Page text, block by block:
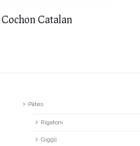
Catalan
Pâtes
Rigatoni
Giggli